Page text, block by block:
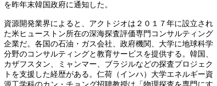
を昨年末韓国政府に通知した。
資源開発業界によると、アクトジオは２０１７年に設立され
た米ヒューストン所在の深海探査評価専門コンサルティング
企業だ。各国の石油・ガス会社、政府機関、大学に地球科学
分野のコンサルティングと教育サービスを提供する。韓国、
カザフスタン、ミャンマー、ブラジルなどの探査プロジェク
トを支援した経歴がある。仁荷（インハ）大学エネルギー資